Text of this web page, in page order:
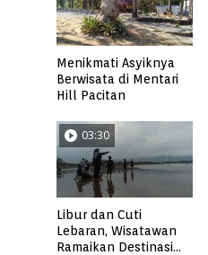
Menikmati Asyiknya
Berwisata di Mentari
Hill Pacitan
03:30
Libur dan Cuti
Lebaran, Wisatawan
Ramaikan Destinasi